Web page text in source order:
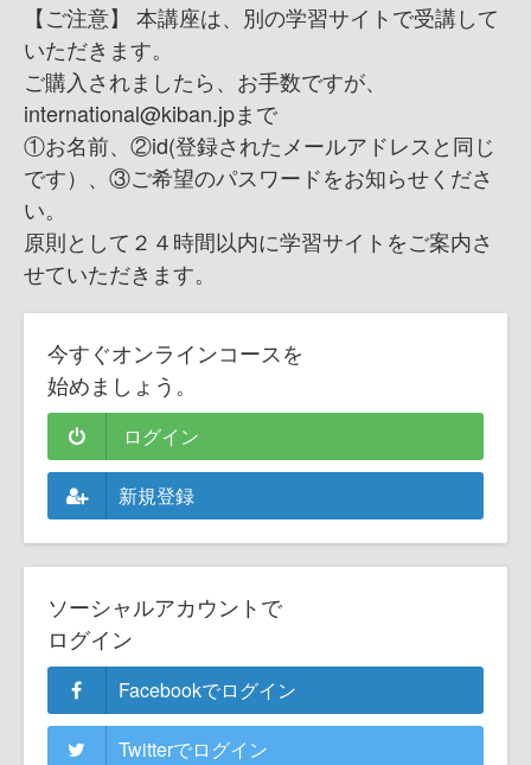
【ご注意】 本講座は、別の学習サイトで受講して
いただきます。
ご購入されましたら、お手数ですが、
international@kiban.jpまで
①お名前、②id(登録されたメールアドレスと同じ
です）、③ご希望のパスワードをお知らせくださ
い。
原則として２４時間以内に学習サイトをご案内さ
せていただきます。
今すぐオンラインコースを
始めましょう。
ログイン
新規登録
ソーシャルアカウントで
ログイン
Facebookでログイン
Twitterでログイン